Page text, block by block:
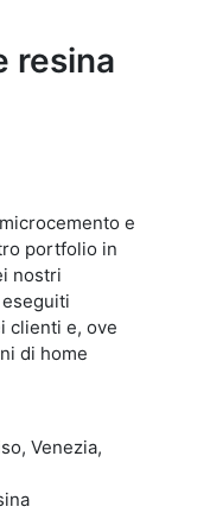
resina
e
portfolio in
nostri
clienti e, ove
di home
Venezia,